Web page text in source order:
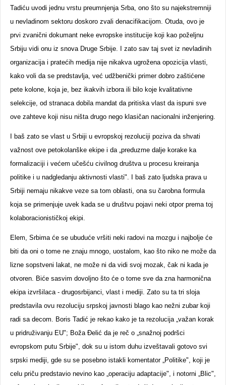
Tadiću uvodi jednu vrstu preumnjenja Srba, ono što su najekstremniji
u nevladinom sektoru doskoro zvali denacifikacijom. Otuda, ovo je
prvi zvanični dokumant neke evropske institucije koji kao poželjnu
Srbiju vidi onu iz snova Druge Srbije. I zato sav taj svet iz nevladinih
organizacija i pratećih medija nije nikakva ugrožena opozicija vlasti,
kako voli da se predstavlja, već udžbenički primer dobro zaštićene
pete kolone, koja je, bez ikakvih izbora ili bilo koje kvalitativne
selekcije, od stranaca dobila mandat da pritiska vlast da ispuni sve
ove zahteve koji nisu ništa drugo nego klasičan nacionalni inženjering.
I baš zato se vlast u Srbiji u evropskoj rezoluciji poziva da shvati
važnost ove petokolanške ekipe i da „preduzme dalje korake ka
formalizaciji i većem učešću civilnog društva u procesu kreiranja
politike i u nadgledanju aktivnosti vlasti". I baš zato ljudska prava u
Srbiji nemaju nikakve veze sa tom oblasti, ona su čarobna formula
koja se primenjuje uvek kada se u društvu pojavi neki otpor prema toj
kolaboracionističkoj ekipi.
Elem, Srbima će se ubuduće vršiti neki radovi na mozgu i najbolje će
biti da oni o tome ne znaju mnogo, uostalom, kao što niko ne može da
lizne sopstveni lakat, ne može ni da vidi svoj mozak, čak ni kada je
otvoren. Biće sasvim dovoljno što će o tome sve da zna harmonična
ekipa izvršilaca - drugosrbijanci, vlast i mediji. Zato su ta tri sloja
predstavila ovu rezoluciju srpskoj javnosti blago kao nežni zubar koji
radi sa decom. Boris Tadić je rekao kako je ta rezolucija „važan korak
u pridruživanju EU"; Boža Đelić da je reč o „snažnoj podršci
evropskom putu Srbije", dok su u istom duhu izveštavali gotovo svi
srpski mediji, gde su se posebno istakli komentator „Politike", koji je
celu priču predstavio nevino kao „operaciju adaptacije", i notorni „Blic",